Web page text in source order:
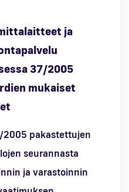
ja
37/2005
mukaiset
2005 pakastettujen
seurannasta
ja varastoinnin